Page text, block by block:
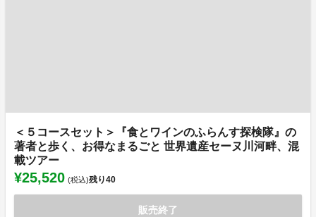
＜５コースセット＞『食とワインのふらんす探検隊』の
著者と歩く、お得なまるごと 世界遺産セーヌ川河畔、混
載ツアー
¥25,520 (税込)残り40
販売終了